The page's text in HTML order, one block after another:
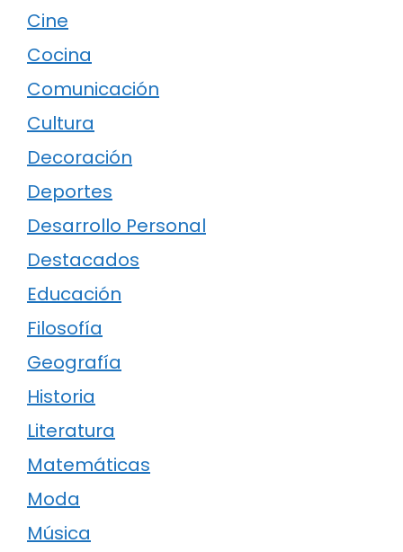
Cine
Cocina
Comunicación
Cultura
Decoración
Deportes
Desarrollo Personal
Destacados
Educación
Filosofía
Geografía
Historia
Literatura
Matemáticas
Moda
Música